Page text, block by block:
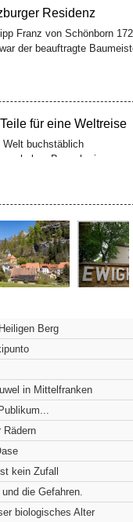
für eine Weltreise
besucht, sieht meist nur
Fresken Tiepolos, unten
schlichten,
Pflaster wurde
die Schultern
Menschen kaum
Marmor
Berg
in Mittelfranken
kein Zufall
die Gefahren.
biologisches Alter